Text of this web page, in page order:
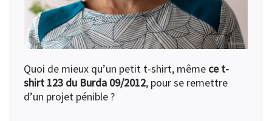
Quoi de mieux qu’un petit t-shirt, même ce t-
shirt 123 du Burda 09/2012, pour se remettre
d’un projet pénible ?